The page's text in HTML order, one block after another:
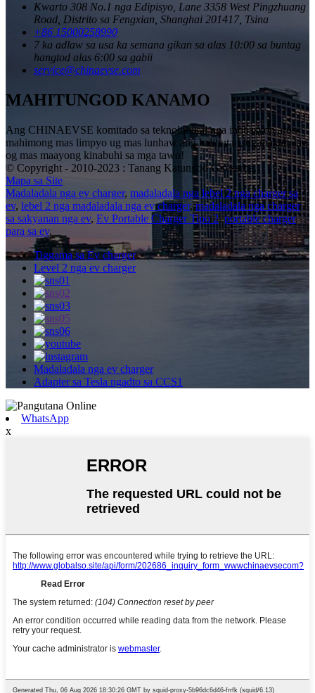
Kwarto 308 No.1 nga Edipisyo, Lane 3358 West Pingzhuang
Road, Distrito sa Fengxian, Shanghai 201417, Tsina
+86 15000258990
7 ka adlaw sa usa ka semana gikan sa alas 10:00 sa buntag
hangtod alas 6:00 sa gabii
service@chinaevse.com
MAHITUNGOD KANAMO
Ang CHINAEVSE komitado sa teknolohikal nga inobasyon aron
mahimong mas limpyo ug mas lunhaw ang kalibutan, ug makahatag
og mas maayong kinabuhi sa mga tawo!
© Copyright - 2010-2023 : Tanang Katungod Gireserba.
Mapa sa Site
Madaladala nga ev charger, madaladala nga lebel 2 nga charger sa
ev, lebel 2 nga madaladala nga ev charger,madaladala nga charger
sa sakyanan nga ev, Ev Portable Charger Tipo 2,portable charger
para sa ev,
Tiggama sa Ev charger
Level 2 nga ev charger
Madaladala nga ev charger
Adapter sa Tesla ngadto sa CCS1
WhatsApp
x